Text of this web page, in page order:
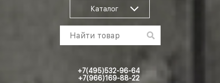
Каталог
+7(495)532-96-64
+7(966)169-88-22